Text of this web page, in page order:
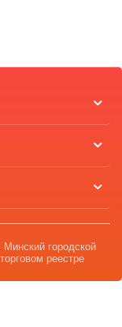
городской
реестре